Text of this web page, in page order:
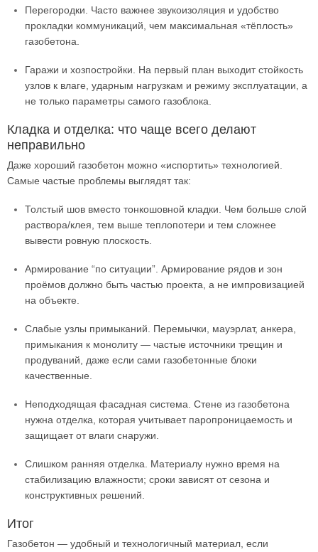
Перегородки. Часто важнее звукоизоляция и удобство
прокладки коммуникаций, чем максимальная «тёплость»
газобетона.
Гаражи и хозпостройки. На первый план выходит стойкость
узлов к влаге, ударным нагрузкам и режиму эксплуатации, а
не только параметры самого газоблока.
Кладка и отделка: что чаще всего делают
неправильно
Даже хороший газобетон можно «испортить» технологией.
Самые частые проблемы выглядят так:
Толстый шов вместо тонкошовной кладки. Чем больше слой
раствора/клея, тем выше теплопотери и тем сложнее
вывести ровную плоскость.
Армирование “по ситуации”. Армирование рядов и зон
проёмов должно быть частью проекта, а не импровизацией
на объекте.
Слабые узлы примыканий. Перемычки, мауэрлат, анкера,
примыкания к монолиту — частые источники трещин и
продуваний, даже если сами газобетонные блоки
качественные.
Неподходящая фасадная система. Стене из газобетона
нужна отделка, которая учитывает паропроницаемость и
защищает от влаги снаружи.
Слишком ранняя отделка. Материалу нужно время на
стабилизацию влажности; сроки зависят от сезона и
конструктивных решений.
Итог
Газобетон — удобный и технологичный материал, если